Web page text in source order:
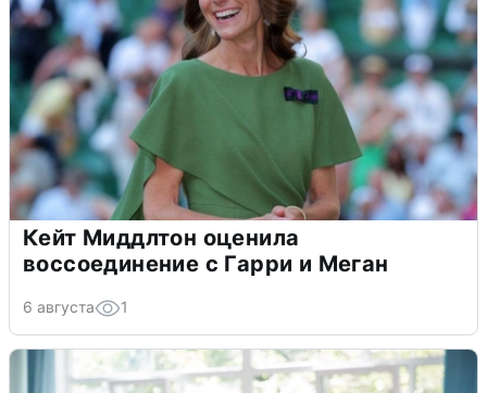
Кейт Миддлтон оценила
воссоединение с Гарри и Меган
6 августа 1